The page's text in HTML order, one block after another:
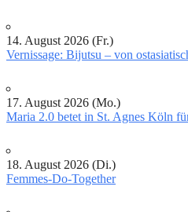
14. August 2026 (Fr.)
Vernissage: Bijutsu – von
17. August 2026 (Mo.)
Maria 2.0 betet in St. Agnes Köln
18. August 2026 (Di.)
Femmes-Do-Together